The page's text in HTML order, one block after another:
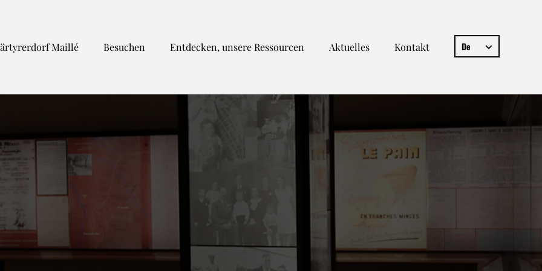
Maillé Besuchen Entdecken, unsere Ressourcen Aktuelles Kontakt De